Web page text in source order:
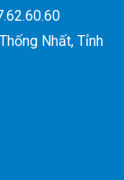
Nhất, Tỉnh